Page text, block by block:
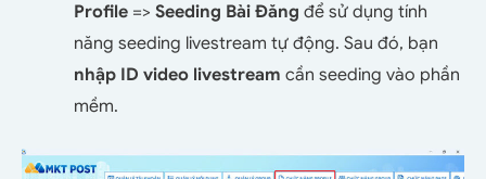
Profile => Seeding Bài Đăng để sử dụng tính
năng seeding livestream tự động. Sau đó, bạn
nhập ID video livestream cần seeding vào phần
mềm.